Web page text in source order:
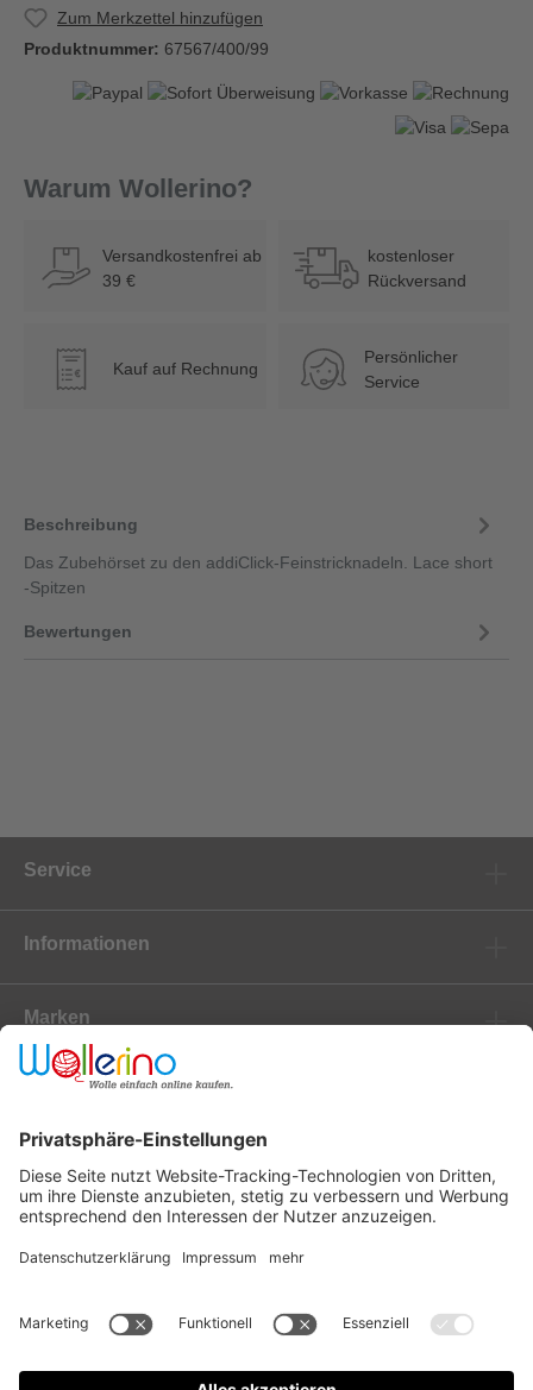
Zum Merkzettel hinzufügen
Produktnummer: 67567/400/99
Warum Wollerino?
Versandkostenfrei ab
39 €
kostenloser
Rückversand
€ Kauf auf Rechnung
Persönlicher
Service
Beschreibung
Das Zubehörset zu den addiClick-Feinstricknadeln. Lace short
-Spitzen
Bewertungen
Service
Informationen
Marken
Newsletter
Versanddienstleister
Zahlungsanbieter